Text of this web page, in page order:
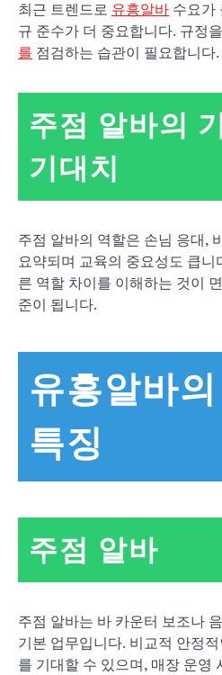
최근 트렌드로 유흥알바 수요가
규 준수가 더 중요합니다. 규정
를 점검하는 습관이 필요합니다.
주점 알바의
기대치
주점 알바의 역할은 손님 응대,
요약되며 교육의 중요성도 큽
른 역할 차이를 이해하는 것이
준이 됩니다.
유흥알바
특징
주점 알바
주점 알바는 바 카운터 보조나
기본 업무입니다. 비교적 안정
를 기대할 수 있으며, 매장 운영